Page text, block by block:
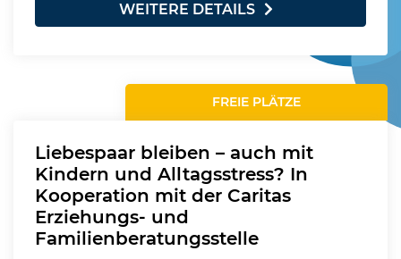
WEITERE DETAILS
FREIE PLÄTZE
Liebespaar bleiben – auch mit
Kindern und Alltagsstress? In
Kooperation mit der Caritas
Erziehungs- und
Familienberatungsstelle